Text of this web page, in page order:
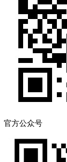
官方公众号